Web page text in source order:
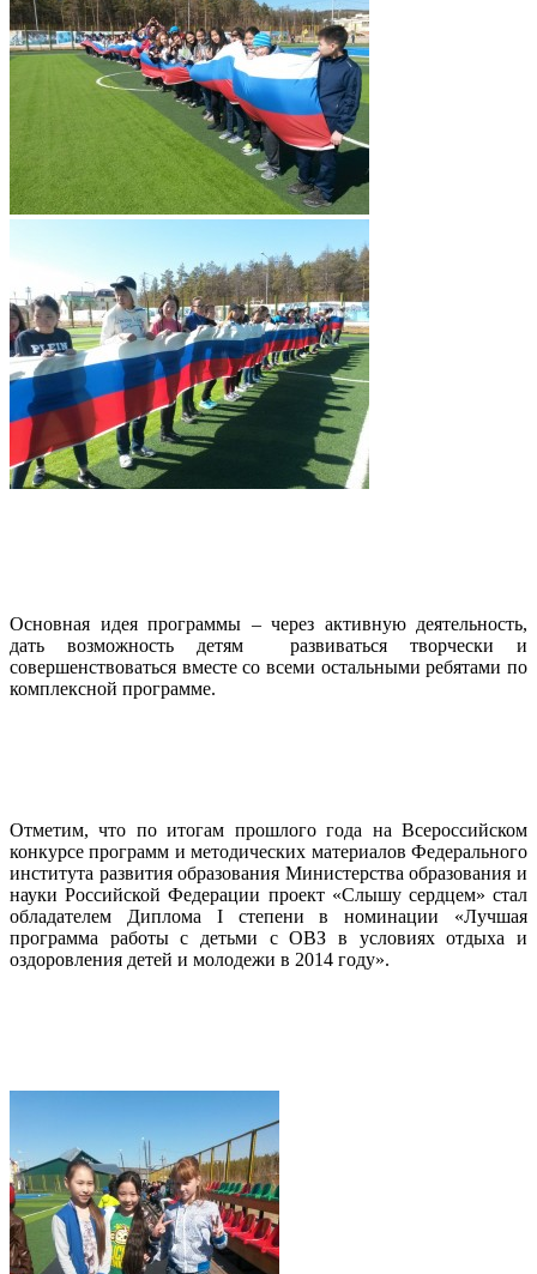
Основная идея программы – через активную деятельность,
дать возможность детям развиваться творчески и
совершенствоваться вместе со всеми остальными ребятами по
комплексной программе.
Отметим, что по итогам прошлого года на Всероссийском
конкурсе программ и методических материалов Федерального
института развития образования Министерства образования и
науки Российской Федерации проект «Слышу сердцем» стал
обладателем Диплома I степени в номинации «Лучшая
программа работы с детьми с ОВЗ в условиях отдыха и
оздоровления детей и молодежи в 2014 году».